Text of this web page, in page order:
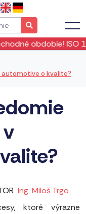
19011:2026
automotive o kvalite?
Ing. Miloš Trgo
ktoré výrazne